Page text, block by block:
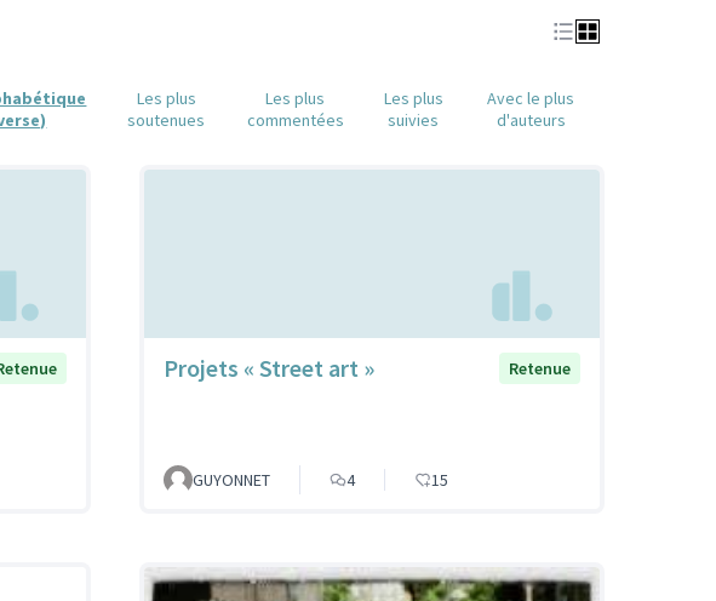
Les plus
soutenues
Les plus
commentées
Les plus
suivies
Avec le plus
d'auteurs
Projets « Street art » Retenue
GUYONNET 4 15